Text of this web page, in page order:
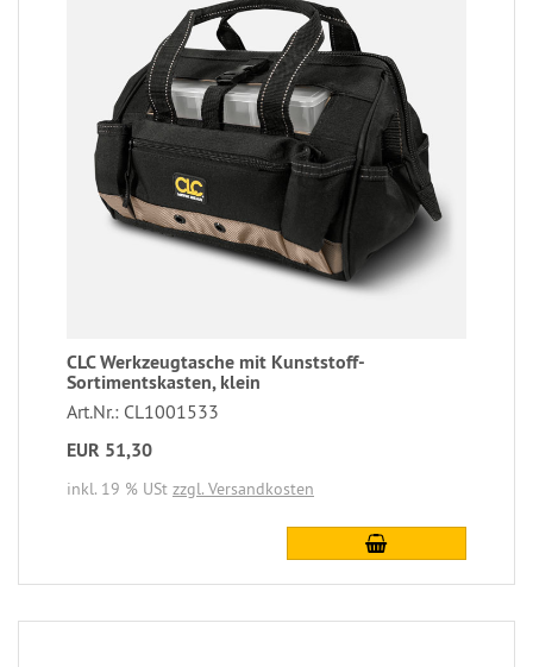
CLC Werkzeugtasche mit Kunststoff-
Sortimentskasten, klein
Art.Nr.: CL1001533
EUR 51,30
inkl. 19 % USt zzgl. Versandkosten